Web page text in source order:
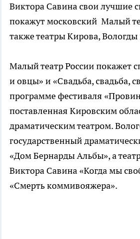
Виктора Савина свои лучшие
покажут московский Малый
также театры Кирова,
Малый театр России покажет
и овцы» и «Свадьба, свадьба,
программе фестиваля
поставленная Кировским
драматическим театром.
государственный
«Дом Бернарды Альбы», а
Виктора Савина «Когда мы
«Смерть коммивояжера».